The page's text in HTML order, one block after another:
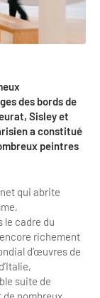
des bords de
Sisley et
a constitué
peintres
qui abrite
le cadre du
richement
d’œuvres de
suite de